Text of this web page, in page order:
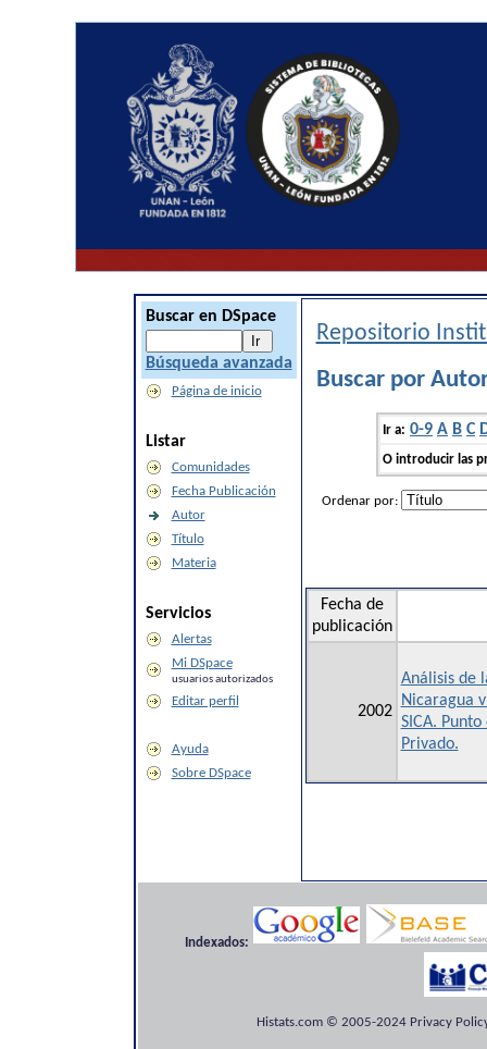
Buscar en DSpace
Búsqueda avanzada
Página de inicio
Listar
Comunidades
Fecha Publicación
Autor
Título
Materia
Servicios
Alertas
Mi DSpace
usuarios autorizados
Editar perfil
Ayuda
Sobre DSpace
Repositorio
Buscar por
Ir a: 0-9 A B C
O introducir las
Ordenar por:
Fecha de
publicación
2002
Análisis de
Nicaragua
SICA.
Privado.
Indexados:
Histats.com © 2005-2024 Privacy